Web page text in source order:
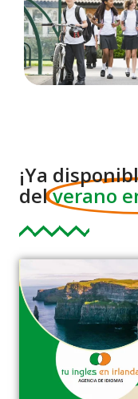
¡Ya
delverano